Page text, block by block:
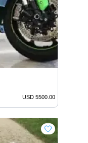
USD 5500.00